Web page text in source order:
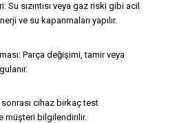
sızıntısı veya gaz riski gibi acil
ve su kapanmaları yapılır.
Parça değişimi, tamir veya
cihaz birkaç test
müşteri bilgilendirilir.